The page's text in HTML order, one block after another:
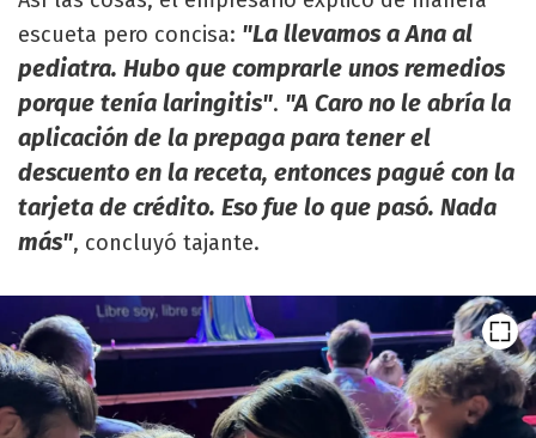
escueta pero concisa: "La llevamos a Ana al
pediatra. Hubo que comprarle unos remedios
porque tenía laringitis". "A Caro no le abría la
aplicación de la prepaga para tener el
descuento en la receta, entonces pagué con la
tarjeta de crédito. Eso fue lo que pasó. Nada
más", concluyó tajante.